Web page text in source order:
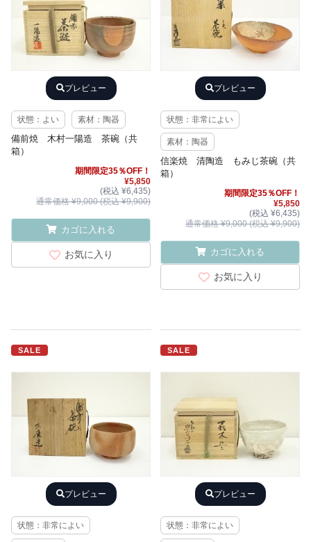
プレビュー
状態：よい 素材：陶器
備前焼 木村一陽造 茶碗（共
箱）
期間限定35％OFF！
¥5,850
(税込 ¥6,435)
通常価格 ¥9,000 (税込 ¥9,900)
カゴに入れる
お気に入り
プレビュー
状態：非常によい
素材：陶器
信楽焼 清陶造 もみじ茶碗（共
箱）
期間限定35％OFF！
¥5,850
(税込 ¥6,435)
通常価格 ¥9,000 (税込 ¥9,900)
カゴに入れる
お気に入り
SALE
プレビュー
状態：非常によい
SALE
プレビュー
状態：非常によい